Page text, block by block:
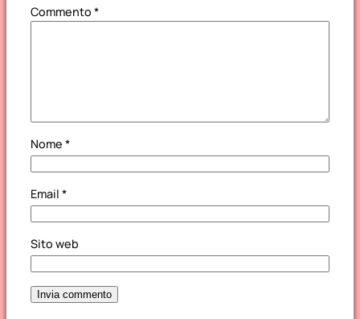
Commento *
Nome *
Email *
Sito web